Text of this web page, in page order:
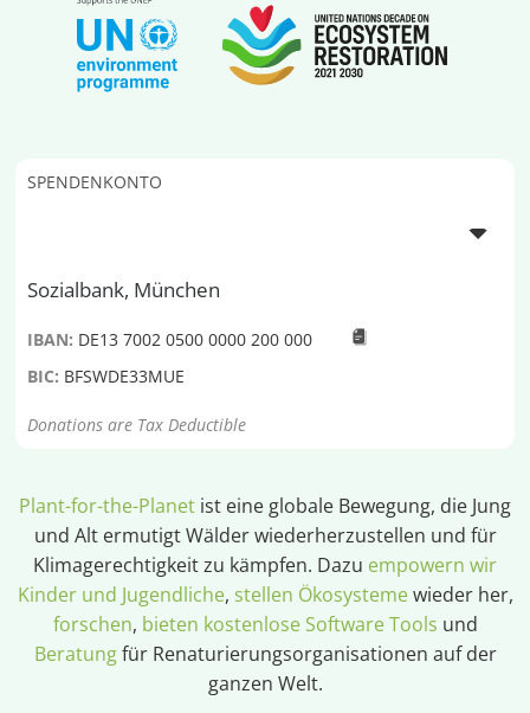
SPENDENKONTO
Sozialbank, München
IBAN: DE13 7002 0500 0000 200 000
BIC: BFSWDE33MUE
Donations are Tax Deductible
Plant-for-the-Planet ist eine globale Bewegung, die Jung
und Alt ermutigt Wälder wiederherzustellen und für
Klimagerechtigkeit zu kämpfen. Dazu empowern wir
Kinder und Jugendliche, stellen Ökosystemewieder her,
forschen, bieten kostenlose Software Tools und
Beratungfür Renaturierungsorganisationen auf der
ganzen Welt.